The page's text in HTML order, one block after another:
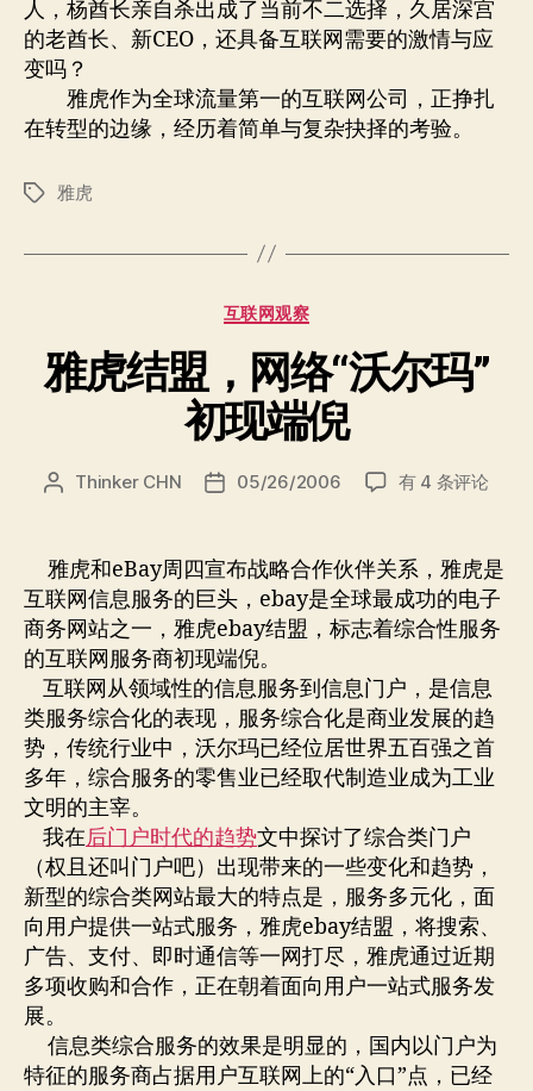
人，杨酋长亲自杀出成了当前不二选择，久居深宫
的老酋长、新CEO，还具备互联网需要的激情与应
变吗？
雅虎作为全球流量第一的互联网公司，正挣扎
在转型的边缘，经历着简单与复杂抉择的考验。
标
雅虎
分
互联网观察
雅虎结盟，网络“沃尔玛”
初现端倪
文
者
Thinker CHN
发
期
05/26/2006
雅
盟，
网
络
“沃
玛”
初
现
端
倪
有 4 条评论
雅虎和eBay周四宣布战略合作伙伴关系，雅虎是
互联网信息服务的巨头，ebay是全球最成功的电子
商务网站之一，雅虎ebay结盟，标志着综合性服务
的互联网服务商初现端倪。
互联网从领域性的信息服务到信息门户，是信息
类服务综合化的表现，服务综合化是商业发展的趋
势，传统行业中，沃尔玛已经位居世界五百强之首
多年，综合服务的零售业已经取代制造业成为工业
文明的主宰。
我在后门户时代的趋势文中探讨了综合类门户
（权且还叫门户吧）出现带来的一些变化和趋势，
新型的综合类网站最大的特点是，服务多元化，面
向用户提供一站式服务，雅虎ebay结盟，将搜索、
广告、支付、即时通信等一网打尽，雅虎通过近期
多项收购和合作，正在朝着面向用户一站式服务发
展。
信息类综合服务的效果是明显的，国内以门户为
特征的服务商占据用户互联网上的“入口”点，已经